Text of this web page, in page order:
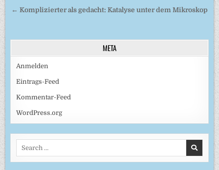
← Komplizierter als gedacht: Katalyse unter dem Mikroskop
META
Anmelden
Eintrags-Feed
Kommentar-Feed
WordPress.org